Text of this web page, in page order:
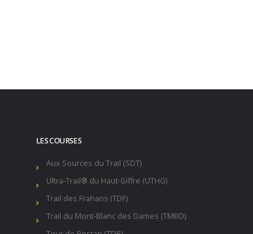
LES COURSES
Aux Sources du Trail (SDT)
Ultra-Trail® du Haut-Giffre (UTHG)
Trail des Frahans (TDF)
Trail du Mont-Blanc des Dames (TMBD)